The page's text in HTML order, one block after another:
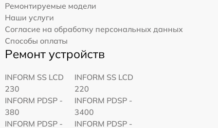
Ремонтируемые модели
Наши услуги
Согласие на обработку персональных данных
Способы оплаты
Ремонт устройств
INFORM SS LCD
230
INFORM SS LCD
220
INFORM PDSP -
380
INFORM PDSP -
3400
INFORM PDSP -
INFORM PDSP -